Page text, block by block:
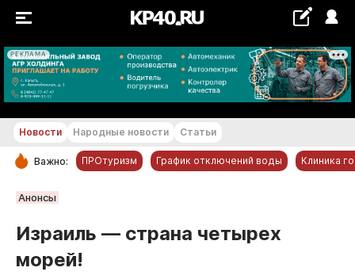
РЕКЛАМА
+23...+24 °С
РУБРИКИ
Новости компаний
Статьи
Новости Народные новости Статьи
Важно: ПРОтуризм График отключений воды Клиника
Анонсы
Израиль — страна четырех
морей!